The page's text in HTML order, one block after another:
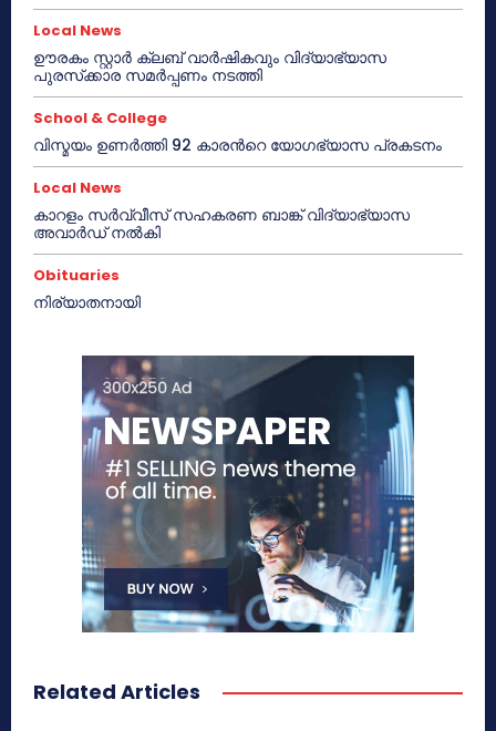
Local News
ഊരകം സ്റ്റാർ ക്ലബ് വാർഷികവും വിദ്യാഭ്യാസ
പുരസ്‌ക്കാര സമർപ്പണം നടത്തി
School & College
വിസ്മയം ഉണർത്തി 92 കാരൻറെ യോഗഭ്യാസ പ്രകടനം
Local News
കാറളം സർവ്വീസ് സഹകരണ ബാങ്ക് വിദ്യാഭ്യാസ
അവാർഡ് നൽകി
Obituaries
നിര്യാതനായി
Related Articles